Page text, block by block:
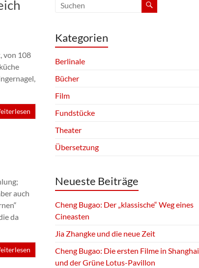
von 108
auch
da
Kategorien
Berlinale
Bücher
Film
Fundstücke
Theater
Übersetzung
Neueste Beiträge
Cheng Bugao: Der „klassische“ Weg eines
Cineasten
Jia Zhangke und die neue Zeit
Cheng Bugao: Die ersten Filme in Shanghai
und der Grüne Lotus-Pavillon